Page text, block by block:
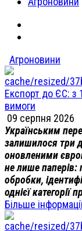
Агроновини
Експорт до ЄС: з
вимоги
09 серпня 2026
Українським
залишилося три
оновленими
не лише паперів:
обробки,
однієї категорії
Більше